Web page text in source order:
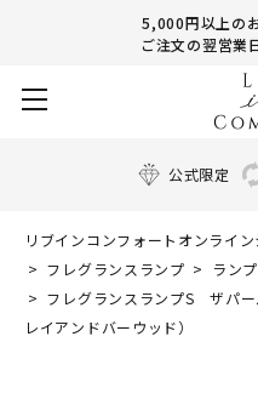
5,000円以上の
ご注文の翌営業
公式限定
リブインコンフォートオンライ
フレグランスランプ
ラン
フレグランスランプS ザパ
レイアンドバーウッド）